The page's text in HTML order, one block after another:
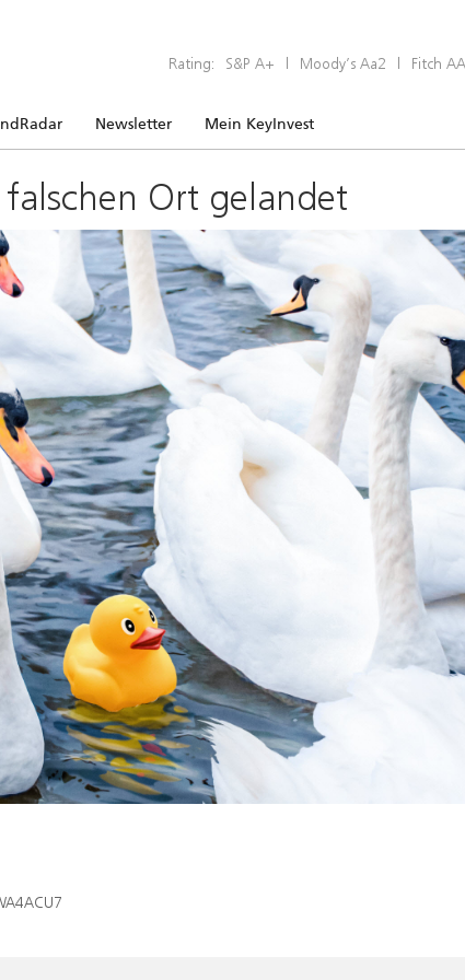
Rating: S&P A+ | Moody’s Aa2 | Fitch AA
Newsletter Mein KeyInvest
Ort gelandet